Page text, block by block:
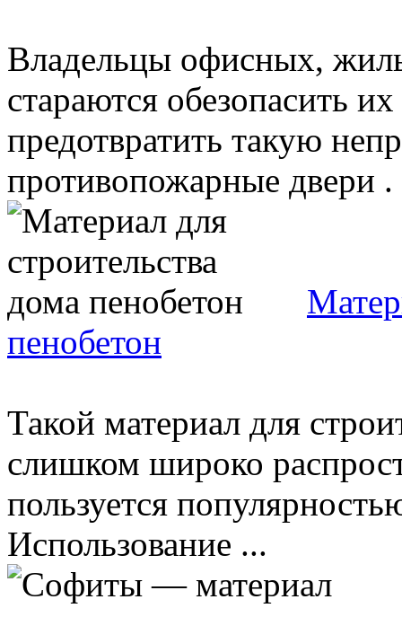
Владельцы офисных,
стараются обезопасить
предотвратить такую
противопожарные двери
пенобетон
Такой материал для
слишком широко
пользуется
Использование ...